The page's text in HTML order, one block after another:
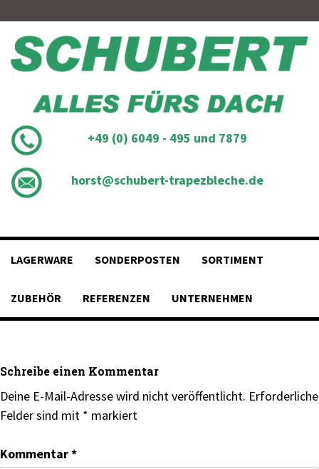
content
+49 (0) 6049 - 495 und 7879
horst@schubert-trapezbleche.de
LAGERWARE SONDERPOSTEN SORTIMENT
ZUBEHÖR REFERENZEN UNTERNEHMEN
Schreibe einen Kommentar
Deine E-Mail-Adresse wird nicht veröffentlicht. Erforderliche
Felder sind mit * markiert
Kommentar*